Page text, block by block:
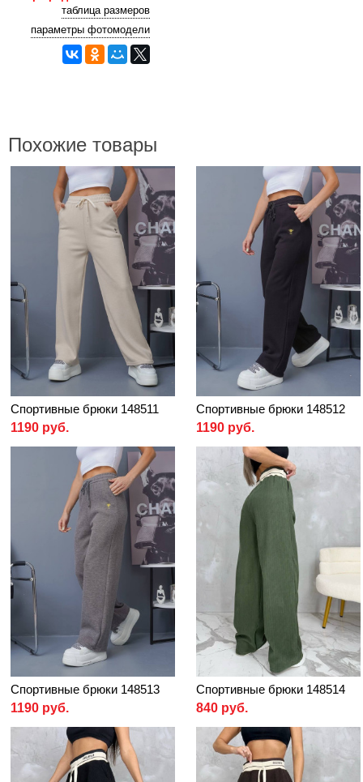
таблица размеров
параметры фотомодели
Похожие товары
Спортивные брюки 148511
1190 руб.
Спортивные брюки 148512
1190 руб.
Спортивные брюки 148513
1190 руб.
Спортивные брюки 148514
840 руб.